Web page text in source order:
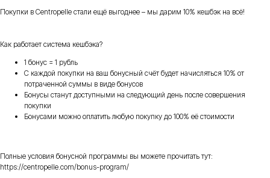
Покупки в Centropelle стали ещё выгоднее – мы дарим 10% кешбэк на всё!
Как работает система кешбэка?
1 бонус = 1 рубль
С каждой покупки на ваш бонусный счёт будет начисляться 10% от
потраченной суммы в виде бонусов
Бонусы станут доступными на следующий день после совершения
покупки
Бонусами можно оплатить любую покупку до 100% её стоимости
Полные условия бонусной программы вы можете прочитать тут:
https://centropelle.com/bonus-program/